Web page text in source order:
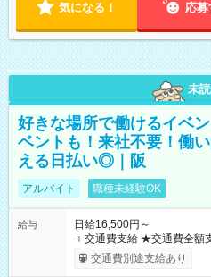
気になる！ 応募
未読
好きな場所で働けるイベ
ベントも！来社不要！働
える日払い◎｜阪
アルバイト 職種未経験OK
給与
日給16,500円～
＋交通費支給 ★交通費全額支給！ ★日払いOK！（規定あり） ┗
働いたその日に現金GET♪
交通費別途支給あり